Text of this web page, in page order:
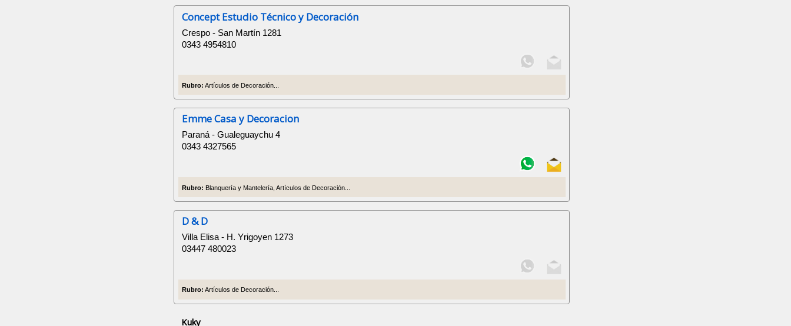
Concept Estudio Técnico y Decoración
Crespo - San Martín 1281
0343 4954810
Rubro: Artículos de Decoración...
Emme Casa y Decoracion
Paraná - Gualeguaychu 4
0343 4327565
Rubro: Blanquería y Mantelería, Artículos de Decoración...
D & D
Villa Elisa - H. Yrigoyen 1273
03447 480023
Rubro: Artículos de Decoración...
Kuky